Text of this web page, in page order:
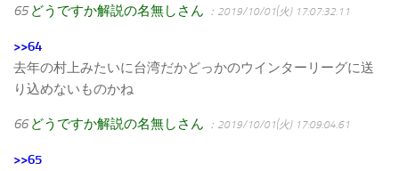
65 どうですか解説の名無しさん ：2019/10/01(火) 17:07:32.11
>>64
去年の村上みたいに台湾だかどっかのウインターリーグに送
り込めないものかね
66 どうですか解説の名無しさん ：2019/10/01(火) 17:09:04.61
>>65